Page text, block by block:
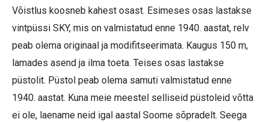
Võistlus koosneb kahest osast. Esimeses osas lastakse
vintpüssi SKY, mis on valmistatud enne 1940. aastat, relv
peab olema originaal ja modifitseerimata. Kaugus 150 m,
lamades asend ja ilma toeta. Teises osas lastakse
püstolit. Püstol peab olema samuti valmistatud enne
1940. aastat. Kuna meie meestel selliseid püstoleid võtta
ei ole, laename neid igal aastal Soome sõpradelt. Seega